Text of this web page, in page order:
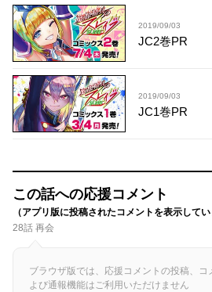
2019/09/03
JC2巻PR
2019/09/03
JC1巻PR
この話への応援コメント
（アプリ版に投稿されたコメントを表示してい
28話 再会
ブラウザ版では、応援コメントの投稿、
よび通報機能はご利用いただけません